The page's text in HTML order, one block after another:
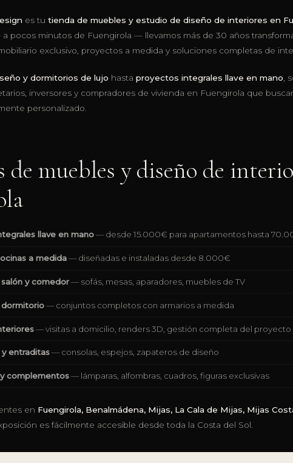
es tu tienda de muebles y estudio de diseño de interiores en
a pocos minutos de Fuengirola — llevamos más de 30 años
exclusivo, proyectos a medida y soluciones completas de
y dormitorios de lujo hasta proyectos integrales llave en mano ,
inversores y compradores de vivienda en Fuengirola que
personalizado.
de muebles y diseño de
llave en mano— desde 15.000€ para apartamentos hasta
a medida— diseñadas e instaladas desde 8.000€
y comedor— sofás, mesas, aparadores, muebles de TV
— conjuntos completos con armarios a medida
— visitas a domicilio, renders 3D, gestión completa del proyecto
entraditas— consolas, espejos, zapateros de diseño
complementos— lámparas, alfombras, cuadros, figuras exclusivas
en Fuengirola, Benalmádena, Mijas, La Cala de Mijas, Mijas
es fácilmente accesible desde toda la Costa del Sol.